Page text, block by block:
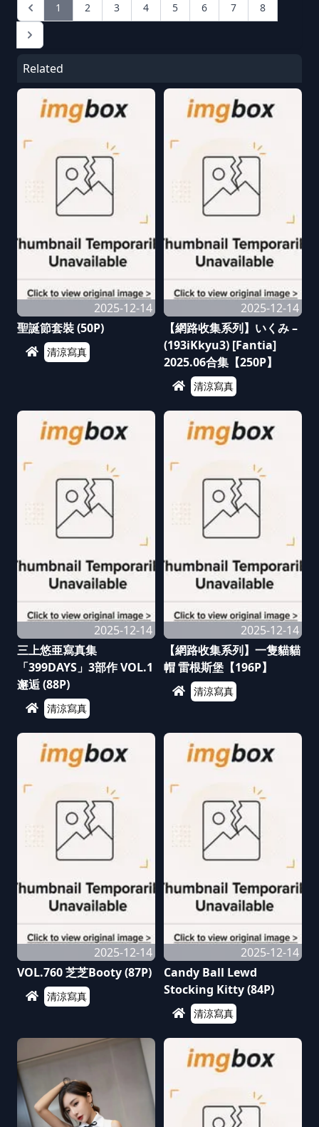
1 2 3 4 5 6 7 8
Related
2025-12-14
聖誕節套裝 (50P)
清涼寫真
2025-12-14
【網路收集系列】いくみ –
(193iKkyu3) [Fantia]
2025.06合集【250P】
清涼寫真
2025-12-14
三上悠亜寫真集
「399DAYS」3部作 VOL.1
邂逅 (88P)
清涼寫真
2025-12-14
【網路收集系列】一隻貓貓
帽 雷根斯堡【196P】
清涼寫真
2025-12-14
VOL.760 芝芝Booty (87P)
清涼寫真
2025-12-14
Candy Ball Lewd
Stocking Kitty (84P)
清涼寫真